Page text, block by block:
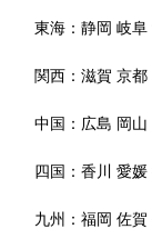
東海：静岡 岐阜
関西：滋賀 京都
中国： 広島 岡山
四国：香川 愛媛
九州：福岡 佐賀